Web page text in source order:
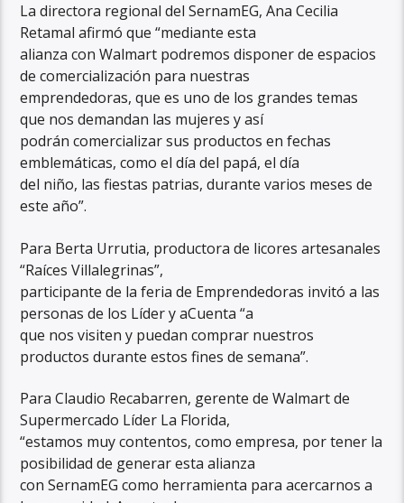
La directora regional del SernamEG, Ana Cecilia
Retamal afirmó que “mediante esta
alianza con Walmart podremos disponer de espacios
de comercialización para nuestras
emprendedoras, que es uno de los grandes temas
que nos demandan las mujeres y así
podrán comercializar sus productos en fechas
emblemáticas, como el día del papá, el día
del niño, las fiestas patrias, durante varios meses de
este año”.
Para Berta Urrutia, productora de licores artesanales
“Raíces Villalegrinas”,
participante de la feria de Emprendedoras invitó a las
personas de los Líder y aCuenta “a
que nos visiten y puedan comprar nuestros
productos durante estos fines de semana”.
Para Claudio Recabarren, gerente de Walmart de
Supermercado Líder La Florida,
“estamos muy contentos, como empresa, por tener la
posibilidad de generar esta alianza
con SernamEG como herramienta para acercarnos a